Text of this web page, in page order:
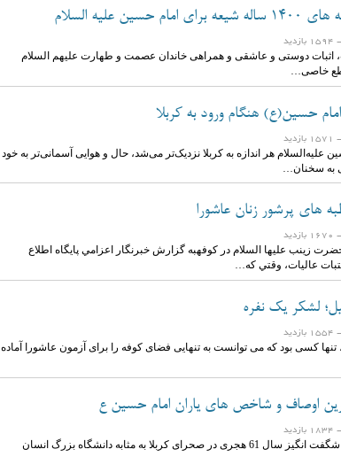
حسین علیه السلام
- 1594 بازدید
اثبات دوستی و عاشقی و همراهی خاندان عصمت و طهارت علیهم السلام
خاصی…
حسین(ع) هنگام ورود به کربلا
- 1571 بازدید
علیه‌السلام هر اندازه به کربلا نزدیک‌تر می‌شد،‌ حال و هوایی آسمانی‌تر به خود
سخنان…
های پرشور زنان عاشورا
- 1670 بازدید
زينب عليها السلام در كوفهبه گزارش خبرنگار اعزامي پايگاه اطلاع
عاليات، وقتي كه…
لشکر یک نفره
- 1554 بازدید
کسی بود که می توانست به تنهایی فضای کوفه را برای آزمون عاشورا آماده
اوصاف و شاخص های یاران امام حسین ع
- 1834 بازدید
حماسه بزرگ و شگفت انگیز سال 61 هجری در صحرای کربلا به مثابه دانشگاه بزرگ انسان